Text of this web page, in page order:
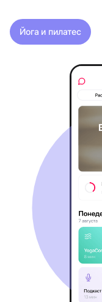
Йога и пилатес